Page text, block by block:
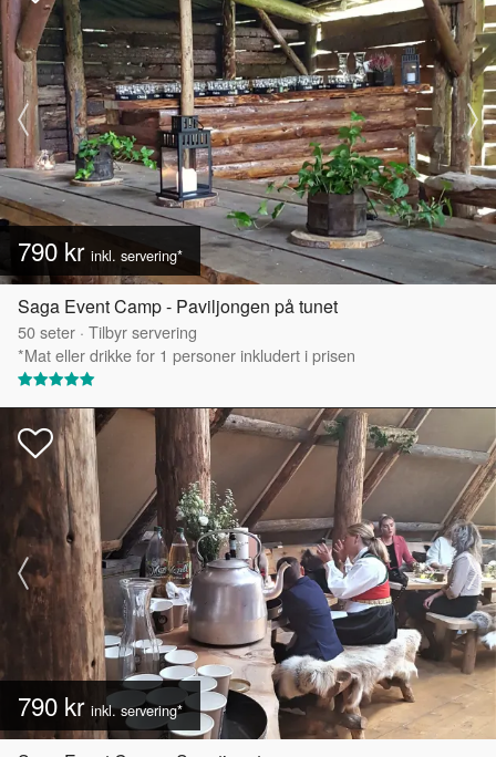
790 kr inkl. servering*
Saga Event Camp - Paviljongen på tunet
50seter · Tilbyr servering
*Mat eller drikke for 1 personer inkludert i prisen
790 kr inkl. servering*